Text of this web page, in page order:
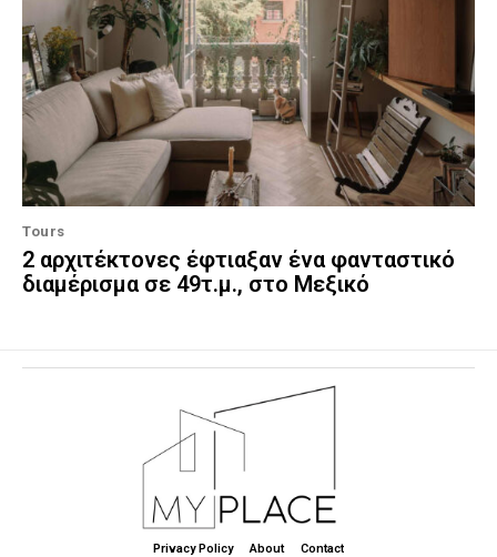
Tours
2 αρχιτέκτονες έφτιαξαν ένα φανταστικό
διαμέρισμα σε 49τ.μ., στο Μεξικό
Privacy Policy About Contact